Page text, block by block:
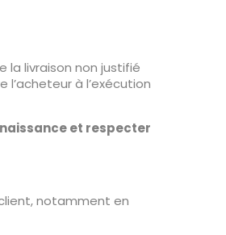
la livraison non justifié
à l’exécution
et respecter
notamment en